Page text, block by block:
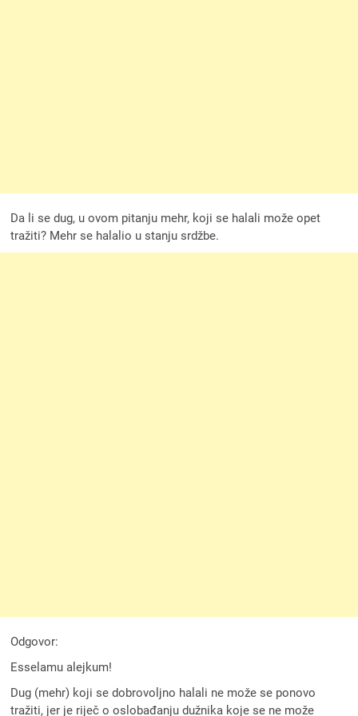
Da li se dug, u ovom pitanju mehr, koji se halali može opet
tražiti? Mehr se halalio u stanju srdžbe.
Odgovor:
Esselamu alejkum!
Dug (mehr) koji se dobrovoljno halali ne može se ponovo
tražiti, jer je riječ o oslobađanju dužnika koje se ne može